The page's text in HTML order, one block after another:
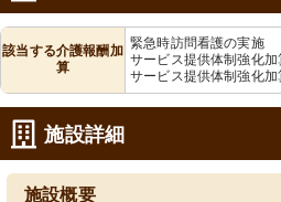
該当する介護報酬加
算
緊急時訪問看護の実施
サービス提供体制強化加
サービス提供体制強化加
施設詳細
施設概要